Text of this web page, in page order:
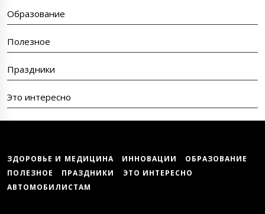
Образование
Полезное
Праздники
Это интересно
ЗДОРОВЬЕ И МЕДИЦИНА ИННОВАЦИИ
ОБРАЗОВАНИЕ
ПОЛЕЗНОЕ
ПРАЗДНИКИ
ЭТО ИНТЕРЕСНО
АВТОМОБИЛИСТАМ